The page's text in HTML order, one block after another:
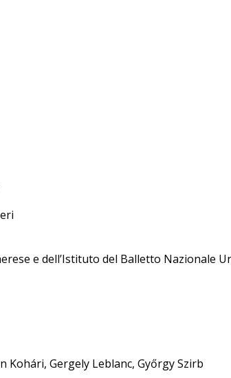
e dell’Istituto del Balletto Nazionale
Kohári, Gergely Leblanc, Győrgy Szirb